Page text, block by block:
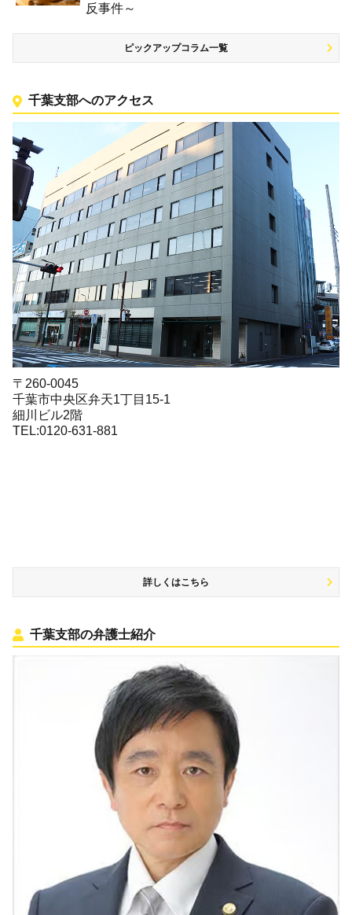
反事件～
ピックアップコラム一覧
千葉支部へのアクセス
〒260-0045
千葉市中央区弁天1丁目15-1
細川ビル2階
TEL:0120-631-881
詳しくはこちら
千葉支部の弁護士紹介